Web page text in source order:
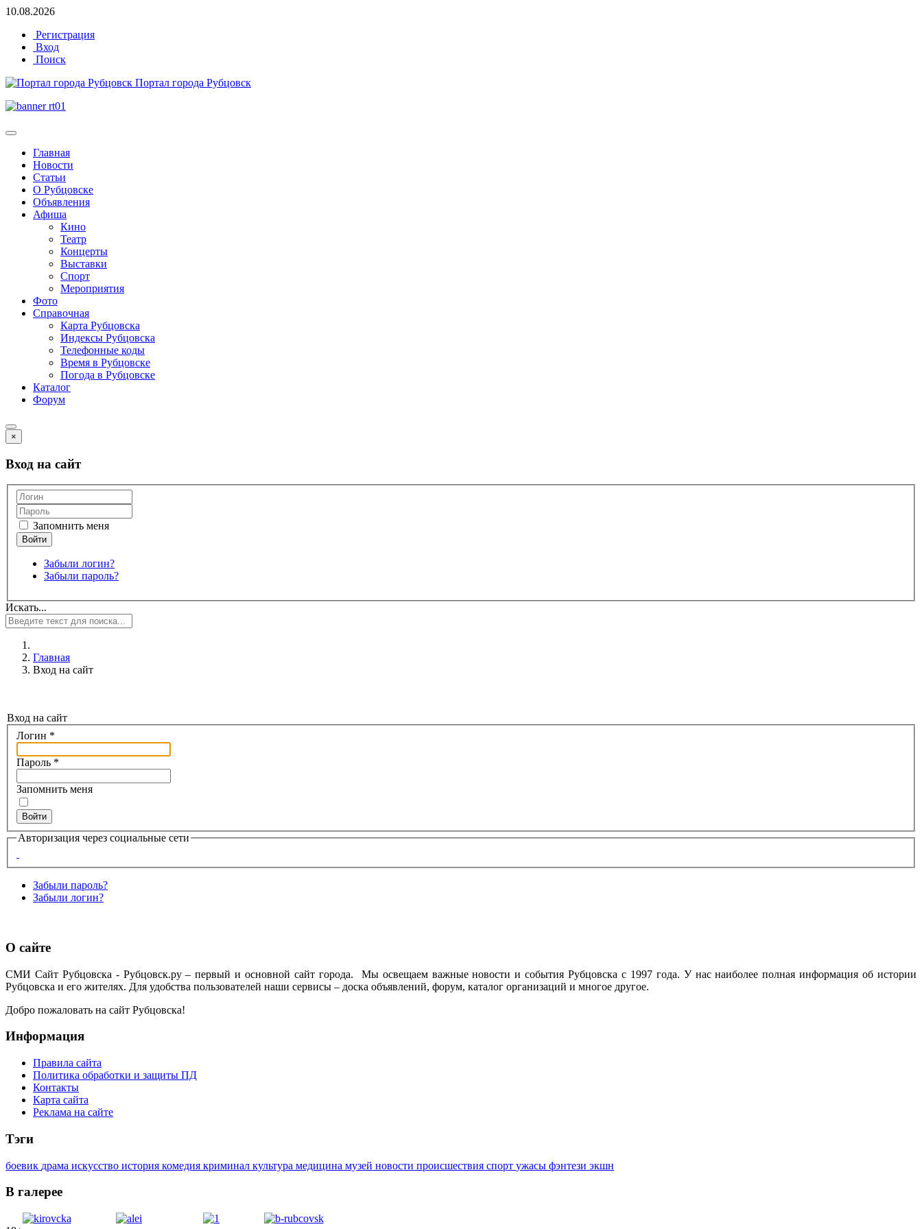
10.08.2026
Регистрация
Вход
Поиск
Портал города Рубцовск
Главная
Новости
Статьи
О Рубцовске
Объявления
Афиша
Кино
Театр
Концерты
Выставки
Спорт
Мероприятия
Фото
Справочная
Карта Рубцовска
Индексы Рубцовска
Телефонные коды
Время в Рубцовске
Погода в Рубцовске
Каталог
Форум
×
Вход на сайт
Запомнить меня
Забыли логин?
Забыли пароль?
Искать...
Главная
Вход на сайт
Вход на сайт
Логин *
Пароль *
Запомнить меня
Войти
Авторизация через социальные сети
Забыли пароль?
Забыли логин?
О сайте
СМИ Сайт Рубцовска - Рубцовск.ру – первый и основной сайт города. Мы освещаем важные новости и события Рубцовска с 1997 года. У нас наиболее полная информация об истории
Рубцовска и его жителях. Для удобства пользователей наши сервисы – доска объявлений, форум, каталог организаций и многое другое.
Добро пожаловать на сайт Рубцовска!
Информация
Правила сайта
Политика обработки и защиты ПД
Контакты
Карта сайта
Реклама на сайте
Тэги
боевик драма искусство история комедия криминал культура медицина музей новости происшествия спорт ужасы фэнтези экшн
В галерее